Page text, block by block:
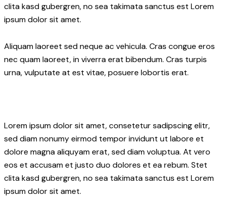
clita kasd gubergren, no sea takimata sanctus est Lorem
ipsum dolor sit amet.
Aliquam laoreet sed neque ac vehicula. Cras congue eros
nec quam laoreet, in viverra erat bibendum. Cras turpis
urna, vulputate at est vitae, posuere lobortis erat.
Lorem ipsum dolor sit amet, consetetur sadipscing elitr,
sed diam nonumy eirmod tempor invidunt ut labore et
dolore magna aliquyam erat, sed diam voluptua. At vero
eos et accusam et justo duo dolores et ea rebum. Stet
clita kasd gubergren, no sea takimata sanctus est Lorem
ipsum dolor sit amet.